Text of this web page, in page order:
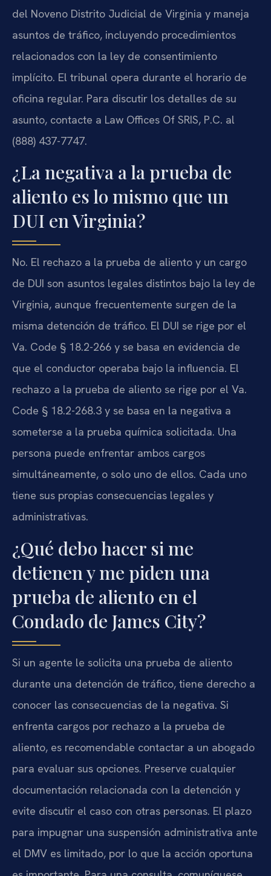
del Noveno Distrito Judicial de Virginia y maneja
asuntos de tráfico, incluyendo procedimientos
relacionados con la ley de consentimiento
implícito. El tribunal opera durante el horario de
oficina regular. Para discutir los detalles de su
asunto, contacte a Law Offices Of SRIS, P.C. al
(888) 437-7747.
¿La negativa a la prueba de
aliento es lo mismo que un
DUI en Virginia?
No. El rechazo a la prueba de aliento y un cargo
de DUI son asuntos legales distintos bajo la ley de
Virginia, aunque frecuentemente surgen de la
misma detención de tráfico. El DUI se rige por el
Va. Code § 18.2-266 y se basa en evidencia de
que el conductor operaba bajo la influencia. El
rechazo a la prueba de aliento se rige por el Va.
Code § 18.2-268.3 y se basa en la negativa a
someterse a la prueba química solicitada. Una
persona puede enfrentar ambos cargos
simultáneamente, o solo uno de ellos. Cada uno
tiene sus propias consecuencias legales y
administrativas.
¿Qué debo hacer si me
detienen y me piden una
prueba de aliento en el
Condado de James City?
Si un agente le solicita una prueba de aliento
durante una detención de tráfico, tiene derecho a
conocer las consecuencias de la negativa. Si
enfrenta cargos por rechazo a la prueba de
aliento, es recomendable contactar a un abogado
para evaluar sus opciones. Preserve cualquier
documentación relacionada con la detención y
evite discutir el caso con otras personas. El plazo
para impugnar una suspensión administrativa ante
el DMV es limitado, por lo que la acción oportuna